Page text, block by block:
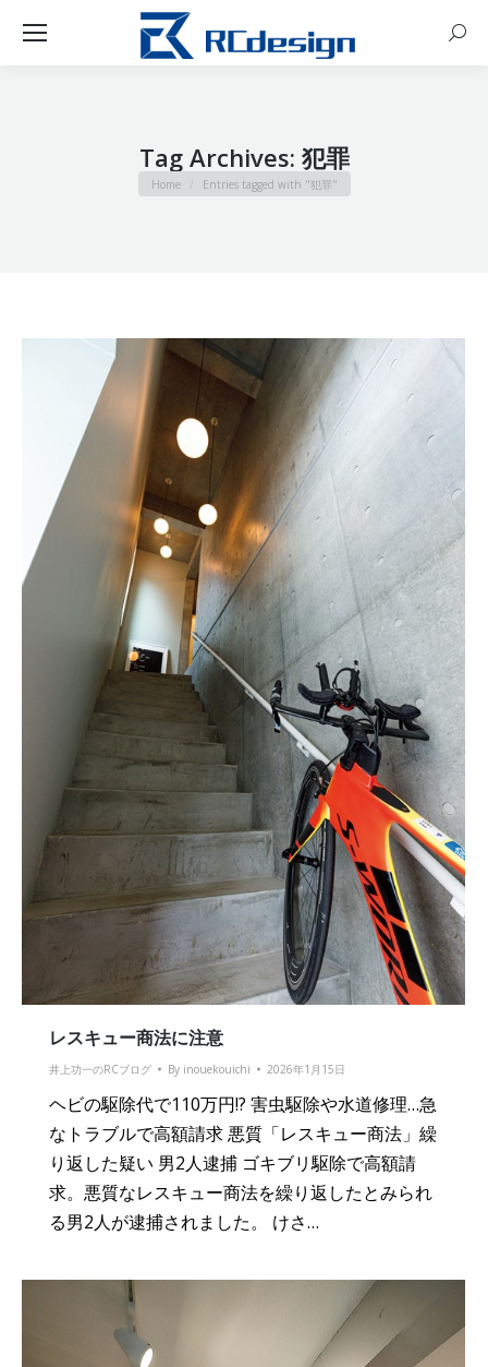
Tag Archives: 犯罪
You are here:
Home Entries tagged with "犯罪"
レスキュー商法に注意
井上功一のRCブログ By inouekouichi 2026年1月15日
ヘビの駆除代で110万円!? 害虫駆除や水道修理…急
なトラブルで高額請求 悪質「レスキュー商法」繰
り返した疑い 男2人逮捕 ゴキブリ駆除で高額請
求。悪質なレスキュー商法を繰り返したとみられ
る男2人が逮捕されました。 けさ…